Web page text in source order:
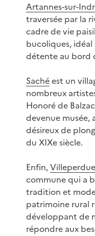
Artannes-sur-
traversée par la
cadre de vie
bucoliques,
détente au bord
Sachéest un
nombreux
Honoré de
devenue musée,
désireux de
du XIXe siècle.
Enfin,Villeperdue
commune qui a
tradition et
patrimoine rural
développant de
répondre aux